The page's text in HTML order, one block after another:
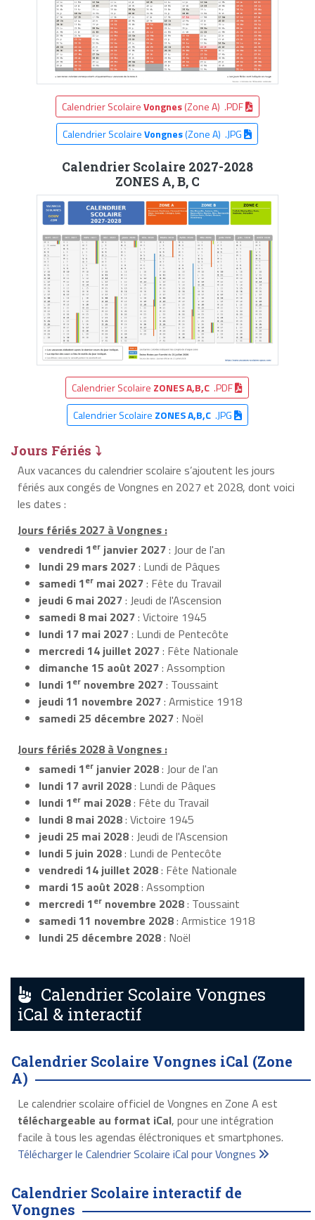
Calendrier ScolaireVongnes(Zone A) .PDF
Calendrier ScolaireVongnes(Zone A) .JPG
Calendrier Scolaire 2027-2028
ZONES A, B, C
Calendrier Scolaire ZONES A,B,C .PDF
Calendrier Scolaire ZONES A,B,C.JPG
Jours Fériés ⤵
Aux vacances du calendrier scolaire s’ajoutent les jours
fériés aux congés de Vongnes en 2027 et 2028, dont voici
les dates :
Jours fériés 2027 à Vongnes :
vendredi 1er janvier 2027: Jour de l'an
lundi 29 mars 2027: Lundi de Pâques
samedi 1er mai 2027: Fête du Travail
jeudi 6 mai 2027: Jeudi de l'Ascension
samedi 8 mai 2027: Victoire 1945
lundi 17 mai 2027: Lundi de Pentecôte
mercredi 14 juillet 2027: Fête Nationale
dimanche 15 août 2027: Assomption
lundi 1er novembre 2027: Toussaint
jeudi 11 novembre 2027: Armistice 1918
samedi 25 décembre 2027: Noël
Jours fériés 2028 à Vongnes :
samedi 1er janvier 2028: Jour de l'an
lundi 17 avril 2028: Lundi de Pâques
lundi 1er mai 2028: Fête du Travail
lundi 8 mai 2028: Victoire 1945
jeudi 25 mai 2028: Jeudi de l'Ascension
lundi 5 juin 2028: Lundi de Pentecôte
vendredi 14 juillet 2028: Fête Nationale
mardi 15 août 2028: Assomption
mercredi 1er novembre 2028: Toussaint
samedi 11 novembre 2028: Armistice 1918
lundi 25 décembre 2028: Noël
Calendrier Scolaire Vongnes
iCal & interactif
Calendrier Scolaire Vongnes iCal (Zone
A)
Le calendrier scolaire officiel de Vongnes en Zone A est
téléchargeable au format iCal, pour une intégration
facile à tous les agendas éléctroniques et smartphones.
Télécharger le Calendrier Scolaire iCal pour Vongnes
Calendrier Scolaire interactif de
Vongnes